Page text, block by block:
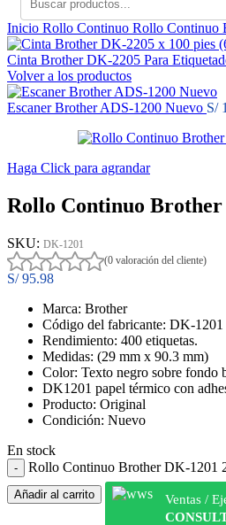
Inicio Rollo Continuo Rollo Continuo
Cinta Brother DK-2205 Para
Volver a los productos
Escaner Brother ADS-1200 Nuevo S/
Haga Click para agrandar
Rollo Continuo Brother
SKU: DK-1201
(0 valoración del cliente)
S/95.98
Marca: Brother
Código del fabricante: DK-1201
Rendimiento: 400 etiquetas.
Medidas: (29 mm x 90.3 mm)
Color: Texto negro sobre fondo
DK1201 papel térmico con
Producto: Original
Condición: Nuevo
En stock
Rollo Continuo Brother DK-1201
Añadir al carrito
Ventas /